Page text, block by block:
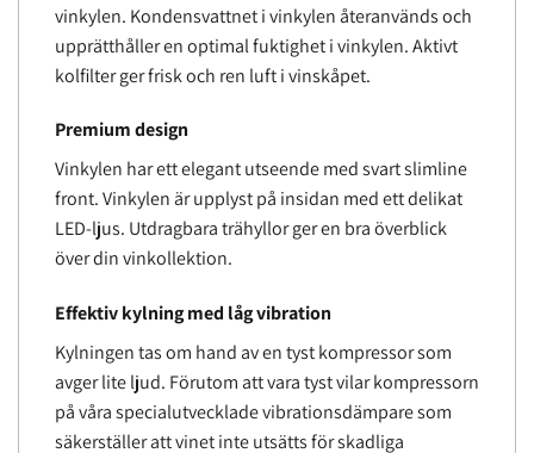
vinkylen. Kondensvattnet i vinkylen återanvänds och
upprätthåller en optimal fuktighet i vinkylen. Aktivt
kolfilter ger frisk och ren luft i vinskåpet.
Premium design
Vinkylen har ett elegant utseende med svart slimline
front. Vinkylen är upplyst på insidan med ett delikat
LED-ljus. Utdragbara trähyllor ger en bra överblick
över din vinkollektion.
Effektiv kylning med låg vibration
Kylningen tas om hand av en tyst kompressor som
avger lite ljud. Förutom att vara tyst vilar kompressorn
på våra specialutvecklade vibrationsdämpare som
säkerställer att vinet inte utsätts för skadliga